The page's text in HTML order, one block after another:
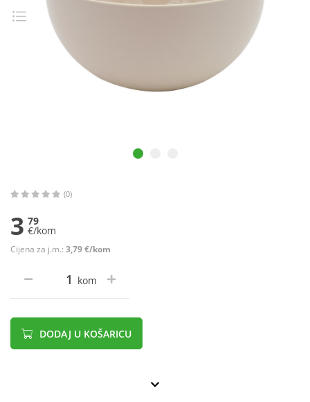
(0)
3 79
€/kom
Cijena za j.m.: 3,79 €/kom
kom
DODAJ U KOŠARICU